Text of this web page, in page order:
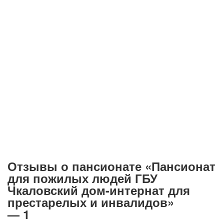
Отзывы о пансионате «Пансионат
для пожилых людей ГБУ
Чкаловский дом-интернат для
престарелых и инвалидов»
— 1